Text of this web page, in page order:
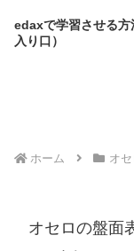
edaxで学習させる方
入り口）
ホーム オセ
オセロの盤面